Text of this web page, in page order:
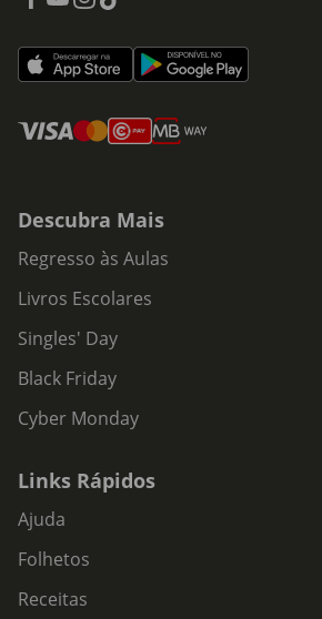
Descubra Mais
Regresso às Aulas
Livros Escolares
Singles' Day
Black Friday
Cyber Monday
Links Rápidos
Ajuda
Folhetos
Receitas